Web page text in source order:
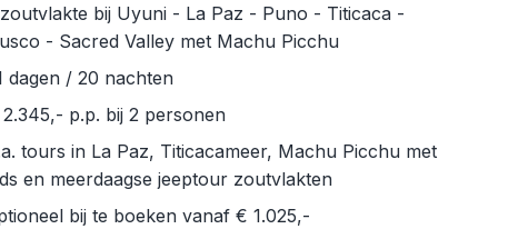
bij Uyuni - La Paz - Puno - Titicaca -
- Sacred Valley met Machu Picchu
dagen / 20 nachten
p.p. bij 2 personen
tours in La Paz, Titicacameer, Machu Picchu met
en meerdaagse jeeptour zoutvlakten
bij te boeken vanaf € 1.025,-